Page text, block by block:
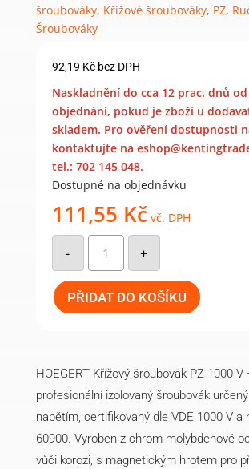
šroubováky, Křížové šroubováky, PZ,
Šroubováky
92,19 Kč bez DPH
Naskladnění do cca 12 prac. dnů od
objednání, pokud je zboží u
skladem. Pro ověření dostupnosti
kontaktujte na
tel.: 702 145 048.
Dostupné na objednávku
111,55 Kč vč. DPH
-
Křížový
šroubovák
PZ1
×
80
mm
množství
+
PŘIDAT DO KOŠÍKU
HOEGERT Křížový šroubovák PZ 1000 V
profesionální izolovaný šroubovák
napětím, certifikovaný dle VDE 1000 V a
60900. Vyroben z chrom-molybdenové
vůči korozi, s magnetickým hrotem pro